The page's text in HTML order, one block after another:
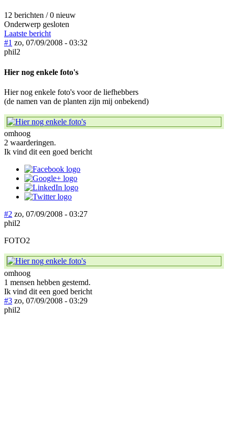
12 berichten / 0 nieuw
Onderwerp gesloten
Laatste bericht
#1 zo, 07/09/2008 - 03:32
phil2
Hier nog enkele foto's
Hier nog enkele foto's voor de liefhebbers
(de namen van de planten zijn mij onbekend)
omhoog
2 waarderingen.
Ik vind dit een goed bericht
#2 zo, 07/09/2008 - 03:27
phil2
FOTO2
omhoog
1 mensen hebben gestemd.
Ik vind dit een goed bericht
#3 zo, 07/09/2008 - 03:29
phil2